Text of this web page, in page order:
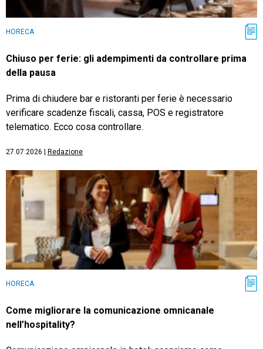
HORECA
Chiuso per ferie: gli adempimenti da controllare prima
della pausa
Prima di chiudere bar e ristoranti per ferie è necessario
verificare scadenze fiscali, cassa, POS e registratore
telematico. Ecco cosa controllare.
27.07.2026 Redazione
HORECA
Come migliorare la comunicazione omnicanale
nell’hospitality?